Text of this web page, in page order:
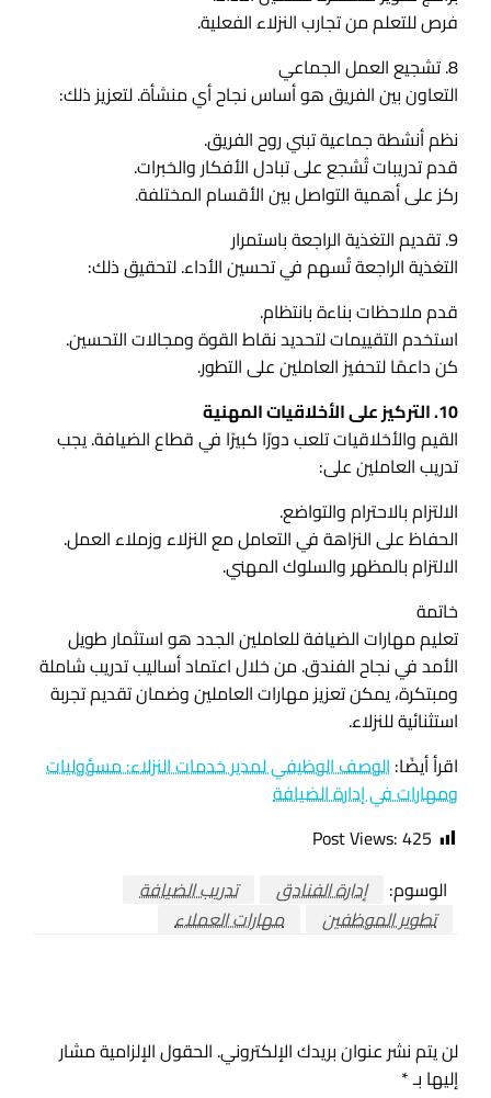
فرص للتعلم من تجارب النزلاء الفعلية.
8. تشجيع العمل الجماعي
التعاون بين الفريق هو أساس نجاح أي منشأة. لتعزيز ذلك:
نظم أنشطة جماعية تبني روح الفريق.
قدم تدريبات تُشجع على تبادل الأفكار والخبرات.
ركز على أهمية التواصل بين الأقسام المختلفة.
9. تقديم التغذية الراجعة باستمرار
التغذية الراجعة تُسهم في تحسين الأداء. لتحقيق ذلك:
قدم ملاحظات بناءة بانتظام.
استخدم التقييمات لتحديد نقاط القوة ومجالات التحسين.
كن داعمًا لتحفيز العاملين على التطور.
10. التركيز على الأخلاقيات المهنية
القيم والأخلاقيات تلعب دورًا كبيرًا في قطاع الضيافة. يجب
تدريب العاملين على:
الالتزام بالاحترام والتواضع.
الحفاظ على النزاهة في التعامل مع النزلاء وزملاء العمل.
الالتزام بالمظهر والسلوك المهني.
خاتمة
تعليم مهارات الضيافة للعاملين الجدد هو استثمار طويل
الأمد في نجاح الفندق. من خلال اعتماد أساليب تدريب شاملة
ومبتكرة، يمكن تعزيز مهارات العاملين وضمان تقديم تجربة
استثنائية للنزلاء.
اقرأ أيضًا: الوصف الوظيفي لمدير خدمات النزلاء: مسؤوليات
ومهارات في إدارة الضيافة
Post Views:425
الوسوم:
إدارة الفنادق
تدريب الضيافة
تطوير الموظفين
مهارات العملاء
لن يتم نشر عنوان بريدك الإلكتروني. الحقول الإلزامية مشار
إليها بـ*